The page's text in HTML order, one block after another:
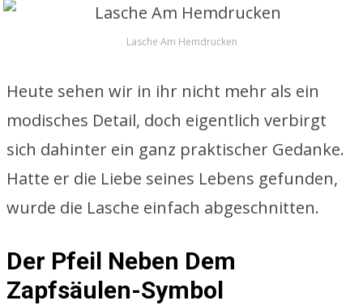
Lasche Am Hemdrucken
Heute sehen wir in ihr nicht mehr als ein
modisches Detail, doch eigentlich verbirgt
sich dahinter ein ganz praktischer Gedanke.
Hatte er die Liebe seines Lebens gefunden,
wurde die Lasche einfach abgeschnitten.
Der Pfeil Neben Dem
Zapfsäulen-Symbol